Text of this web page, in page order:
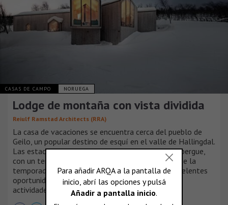
CASAS DE CAMPO NORUEGA
Lodge de montaña con vista dividida
Reiulf Ramstad Architects (RRA)
La casa de vacaciones se encuentra cerca del pueblo de
Geilo, un popular destino de esquí en el valle de Hallingdal.
Las estaciones de esquí abundan alrededor del albergue,
con un terreno libre justo al lado del sitio. Fuera de la
temporada de invierno, las montañas ofrecen excelentes
oportunidades para practicar senderismo y otras
actividades deportivas.